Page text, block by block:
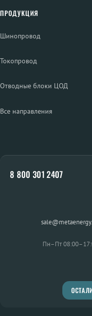
ПРОДУКЦИЯ
Шинопровод
Токопровод
Отводные блоки ЦОД
Все направления
8 800 301 2407
Пн–Пт